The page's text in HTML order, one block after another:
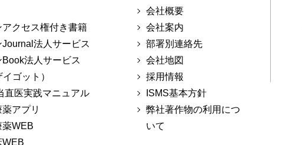
アクセス権付き書籍
法人サービス
法人サービス
ゴット）
直医実践マニュアル
アプリ
薬WEB
WEB
会社概要
会社案内
部署別連絡先
会社地図
採用情報
ISMS基本方針
弊社著作物の利用につ
いて